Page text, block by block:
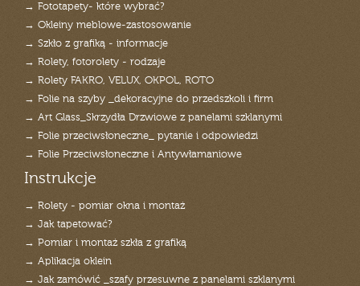
→ Fototapety- które wybrać?
→ Okleiny meblowe-zastosowanie
→ Szkło z grafiką - informacje
→ Rolety, fotorolety - rodzaje
→ Rolety FAKRO, VELUX, OKPOL, ROTO
→ Folie na szyby _dekoracyjne do przedszkoli i firm
→ Art Glass_Skrzydła Drzwiowe z panelami szklanymi
→ Folie przeciwsłoneczne_ pytanie i odpowiedzi
→ Folie Przeciwsłoneczne i Antywłamaniowe
Instrukcje
→ Rolety - pomiar okna i montaż
→ Jak tapetować?
→ Pomiar i montaż szkła z grafiką
→ Aplikacja oklein
→ Jak zamówić _szafy przesuwne z panelami szklanymi